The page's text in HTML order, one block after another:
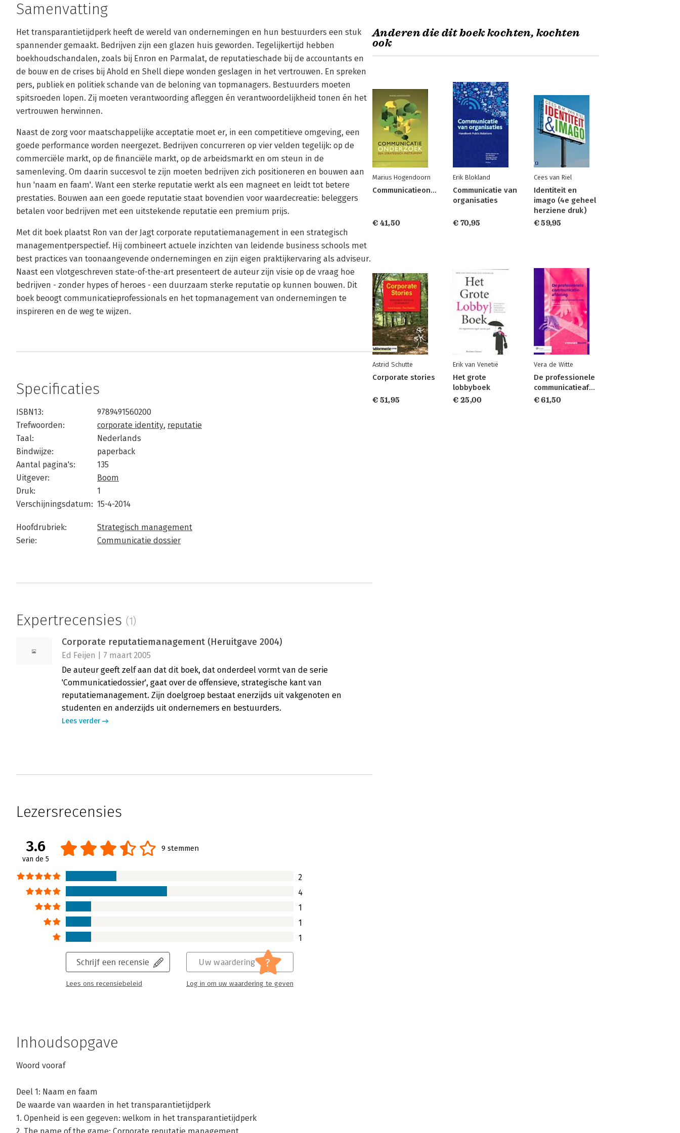
Samenvatting
Het transparantietijdperk heeft de wereld van ondernemingen en hun bestuurders een stuk
spannender gemaakt. Bedrijven zijn een glazen huis geworden. Tegelijkertijd hebben
boekhoudschandalen, zoals bij Enron en Parmalat, de reputatieschade bij de accountants en
de bouw en de crises bij Ahold en Shell diepe wonden geslagen in het vertrouwen. En spreken
pers, publiek en politiek schande van de beloning van topmanagers. Bestuurders moeten
spitsroeden lopen. Zij moeten verantwoording afleggen én verantwoordelijkheid tonen én het
vertrouwen herwinnen.
Naast de zorg voor maatschappelijke acceptatie moet er, in een competitieve omgeving, een
goede performance worden neergezet. Bedrijven concurreren op vier velden tegelijk: op de
commerciële markt, op de financiële markt, op de arbeidsmarkt en om steun in de
samenleving. Om daarin succesvol te zijn moeten bedrijven zich positioneren en bouwen aan
hun 'naam en faam'. Want een sterke reputatie werkt als een magneet en leidt tot betere
prestaties. Bouwen aan een goede reputatie staat bovendien voor waardecreatie: beleggers
betalen voor bedrijven met een uitstekende reputatie een premium prijs.
Met dit boek plaatst Ron van der Jagt corporate reputatiemanagement in een strategisch
managementperspectief. Hij combineert actuele inzichten van leidende business schools met
best practices van toonaangevende ondernemingen en zijn eigen praktijkervaring als adviseur.
Naast een vlotgeschreven state-of-the-art presenteert de auteur zijn visie op de vraag hoe
bedrijven - zonder hypes of heroes - een duurzaam sterke reputatie op kunnen bouwen. Dit
boek beoogt communicatieprofessionals en het topmanagement van ondernemingen te
inspireren en de weg te wijzen.
Specificaties
ISBN13:
9789491560200
Trefwoorden:
corporate identity, reputatie
Taal:
Nederlands
Bindwijze:
paperback
Aantal pagina's:
135
Uitgever:
Boom
Druk:
1
Verschijningsdatum: 15-4-2014
Hoofdrubriek:
Strategisch management
Serie:
Communicatie dossier
Expertrecensies (1)
Corporate reputatiemanagement (Heruitgave 2004)
Ed Feijen | 7 maart 2005
De auteur geeft zelf aan dat dit boek, dat onderdeel vormt van de serie
'Communicatiedossier', gaat over de offensieve, strategische kant van
reputatiemanagement. Zijn doelgroep bestaat enerzijds uit vakgenoten en
studenten en anderzijds uit ondernemers en bestuurders.
Lees verder
Lezersrecensies
3.6
van de 5
9 stemmen
2
4
1
1
1
Schrijf een recensie
Lees ons recensiebeleid
Uw waardering ?
Log in om uw waardering te geven
Inhoudsopgave
Woord vooraf
Deel 1: Naam en faam
De waarde van waarden in het transparantietijdperk
1. Openheid is een gegeven: welkom in het transparantietijdperk
Anderen die dit boek kochten, kochten
ook
Marius Hogendoorn
Communicatieonderzoek
€ 41,50
Erik Blokland
Communicatie van
organisaties
€ 70,95
Cees van Riel
Identiteit en
imago (4e geheel
herziene druk)
€ 59,95
Astrid Schutte
Corporate stories
€ 51,95
Erik van Venetië
Het grote
lobbyboek
€ 25,00
Vera de Witte
De professionele
communicatieafdeling
€ 61,50